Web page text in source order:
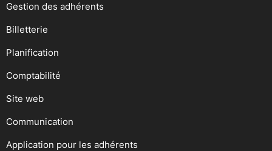
Gestion des adhérents
Billetterie
Planification
Comptabilité
Site web
Communication
Application pour les adhérents